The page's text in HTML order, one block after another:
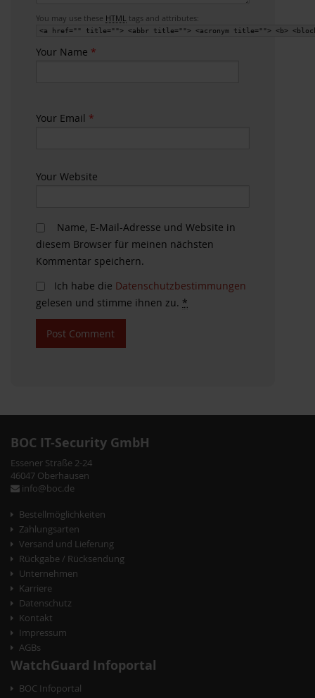
You may use these HTML tags and attributes:
<a href="" title=""> <abbr title=""> <acronym title=""> <b>
Your Name *
Your Email *
Your Website
Name, E-Mail-Adresse und Website in
diesem Browser für meinen nächsten
Kommentar speichern.
Ich habe die Datenschutzbestimmungen
gelesen und stimme ihnen zu. *
BOC IT-Security GmbH
Essener Straße 2-24
46047 Oberhausen
info@boc.de
Bestellmöglichkeiten
Zahlungsarten
Versand und Lieferung
Rückgabe / Rücksendung
Unternehmen
Karriere
Datenschutz
Kontakt
Impressum
AGBs
WatchGuard Infoportal
BOC Infoportal